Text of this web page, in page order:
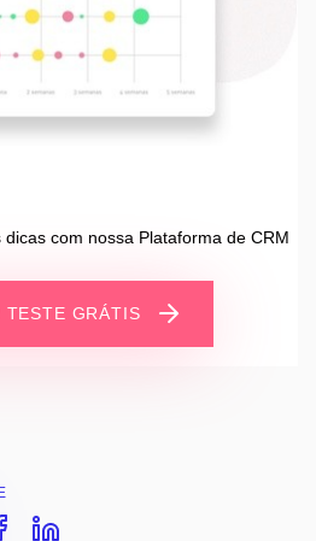
com nossa Plataforma de CRM
TESTE GRÁTIS